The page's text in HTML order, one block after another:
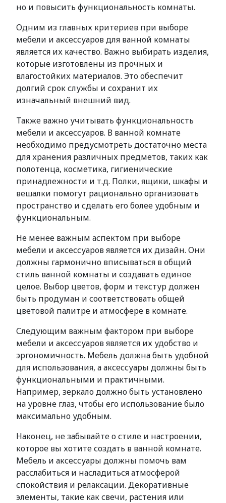
но и повысить функциональность комнаты.
Одним из главных критериев при выборе
мебели и аксессуаров для ванной комнаты
является их качество. Важно выбирать изделия,
которые изготовлены из прочных и
влагостойких материалов. Это обеспечит
долгий срок службы и сохранит их
изначальный внешний вид.
Также важно учитывать функциональность
мебели и аксессуаров. В ванной комнате
необходимо предусмотреть достаточно места
для хранения различных предметов, таких как
полотенца, косметика, гигиенические
принадлежности и т.д. Полки, ящики, шкафы и
вешалки помогут рационально организовать
пространство и сделать его более удобным и
функциональным.
Не менее важным аспектом при выборе
мебели и аксессуаров является их дизайн. Они
должны гармонично вписываться в общий
стиль ванной комнаты и создавать единое
целое. Выбор цветов, форм и текстур должен
быть продуман и соответствовать общей
цветовой палитре и атмосфере в комнате.
Следующим важным фактором при выборе
мебели и аксессуаров является их удобство и
эргономичность. Мебель должна быть удобной
для использования, а аксессуары должны быть
функциональными и практичными.
Например, зеркало должно быть установлено
на уровне глаз, чтобы его использование было
максимально удобным.
Наконец, не забывайте о стиле и настроении,
которое вы хотите создать в ванной комнате.
Мебель и аксессуары должны помочь вам
расслабиться и насладиться атмосферой
спокойствия и релаксации. Декоративные
элементы, такие как свечи, растения или